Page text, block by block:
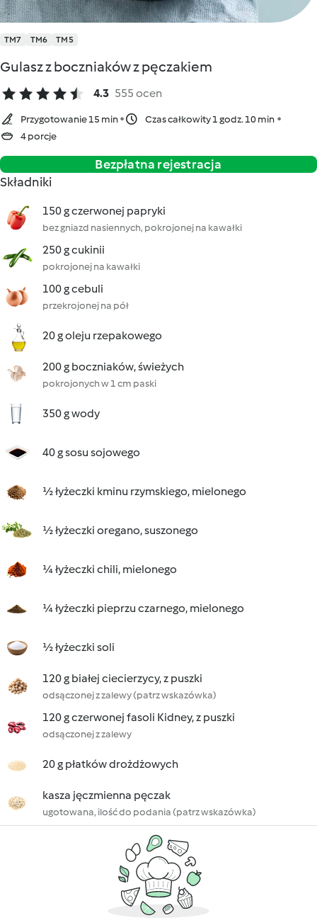
TM7 TM6 TM5
Gulasz z boczniaków z pęczakiem
4.3 555 ocen
Przygotowanie 15 min
Czas całkowity 1 godz. 10 min
4 porcje
Bezpłatna rejestracja
Składniki
150 g czerwonej papryki
bez gniazd nasiennych, pokrojonej na kawałki
250 g cukinii
pokrojonej na kawałki
100 g cebuli
przekrojonej na pół
20 g oleju rzepakowego
200 g boczniaków, świeżych
pokrojonych w 1 cm paski
350 g wody
40 g sosu sojowego
½ łyżeczki kminu rzymskiego, mielonego
½ łyżeczki oregano, suszonego
¼ łyżeczki chili, mielonego
¼ łyżeczki pieprzu czarnego, mielonego
½ łyżeczki soli
120 g białej ciecierzycy, z puszki
odsączonej z zalewy (patrz wskazówka)
120 g czerwonej fasoli Kidney, z puszki
odsączonej z zalewy
20 g płatków drożdżowych
kasza jęczmienna pęczak
ugotowana, ilość do podania (patrz wskazówka)